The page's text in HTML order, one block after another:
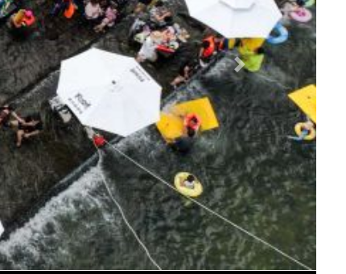
Next